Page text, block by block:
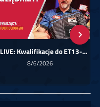
00:00
LIVE: Kwalifikacje do ET13-14 dla Europy Wschodniej
8/6/2026